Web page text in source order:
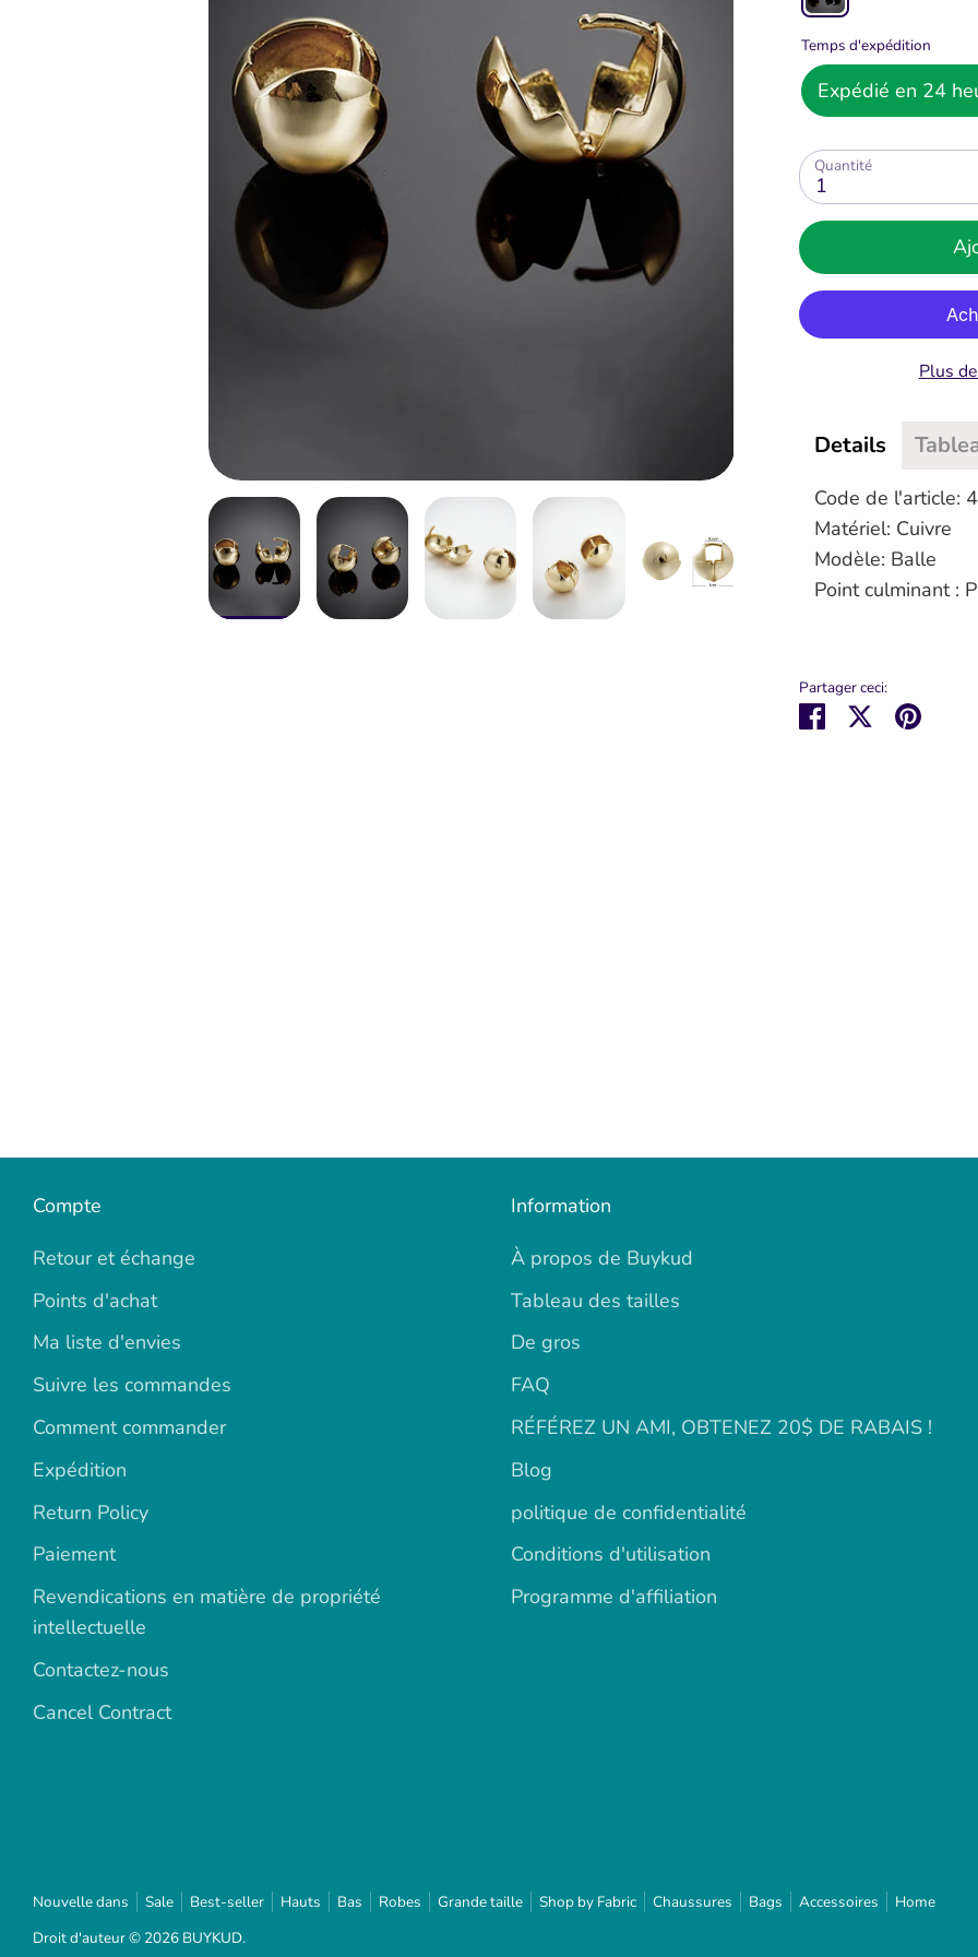
Temps d'expédition
Expédié en 24
Quantité
1
Plus
Details
Code de l'article:
Matériel: Cuivre
Modèle: Balle
Point culminant :
Partager ceci:
PartagerTweeter
Compte
Retour et échange
Points d'achat
Ma liste d'envies
Suivre les commandes
Comment commander
Expédition
Return Policy
Paiement
Revendications en matière de propriété
intellectuelle
Contactez-nous
Cancel Contract
Information
À propos de Buykud
Tableau des tailles
De gros
FAQ
RÉFÉREZ UN AMI, OBTENEZ 20$ DE RABAIS !
Blog
politique de confidentialité
Conditions d'utilisation
Programme d'affiliation
Nouvelle dans Sale Best-seller Hauts Bas Robes Grande taille Shop by Fabric Chaussures Bags Accessoires
Home
Droit d'auteur © 2026 BUYKUD.